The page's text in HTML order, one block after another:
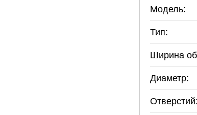
Модель:
Тип:
Ширина
Диаметр:
Отверстий: